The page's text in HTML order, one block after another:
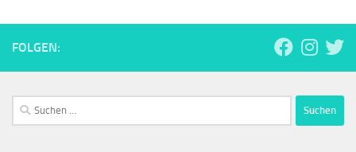
FOLGEN:
Suchen
nach: